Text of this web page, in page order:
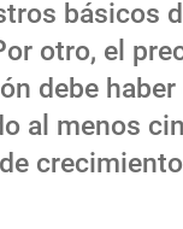
básicos
otro, el
debe
al menos